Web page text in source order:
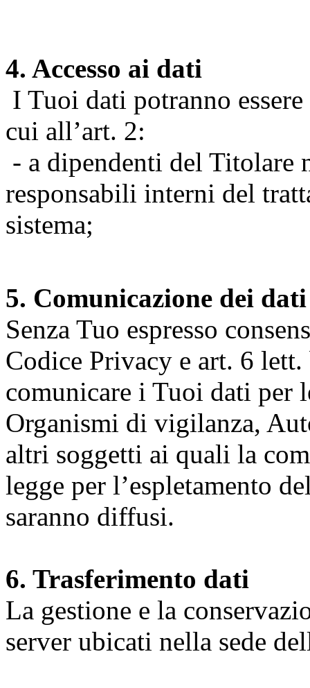
4. Accesso ai dati
I Tuoi dati potranno
cui all’art. 2:
- a dipendenti del Titolare
responsabili interni del
sistema;
5. Comunicazione dei dati
Senza Tuo espresso
Codice Privacy e art. 6
comunicare i Tuoi dati per
Organismi di vigilanza,
altri soggetti ai quali la
legge per l’espletamento
saranno diffusi.
6. Trasferimento dati
La gestione e la
server ubicati nella sede